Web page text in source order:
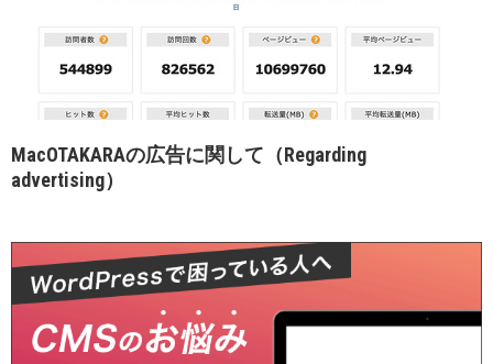
MacOTAKARAの広告に関して（Regarding
advertising）